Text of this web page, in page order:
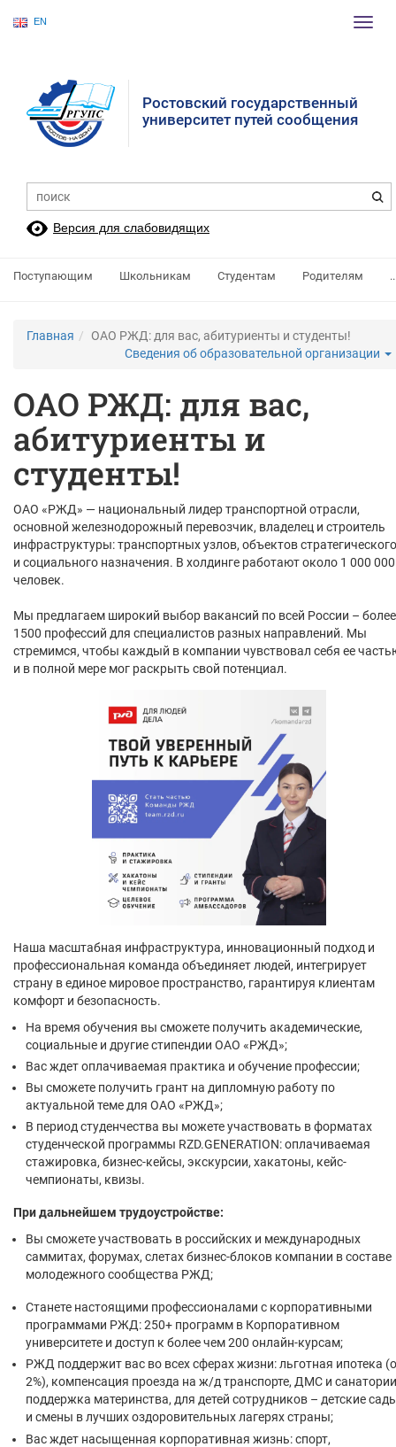
EN
Ростовский государственный
университет путей сообщения
Версия для слабовидящих
Поступающим Школьникам Студентам Родителям
Главная
ОАО РЖД: для вас, абитуриенты и студенты!
Сведения об образовательной организации
ОАО РЖД: для вас,
абитуриенты и
студенты!
ОАО «РЖД» — национальный лидер транспортной отрасли,
основной железнодорожный перевозчик, владелец и строитель
инфраструктуры: транспортных узлов, объектов стратегического
и социального назначения. В холдинге работают около 1 000 000
человек.
Мы предлагаем широкий выбор вакансий по всей России – более
1500 профессий для специалистов разных направлений. Мы
стремимся, чтобы каждый в компании чувствовал себя ее
и в полной мере мог раскрыть свой потенциал.
Наша масштабная инфраструктура, инновационный подход и
профессиональная команда объединяет людей, интегрирует
страну в единое мировое пространство, гарантируя клиентам
комфорт и безопасность.
На время обучения вы сможете получить академические,
социальные и другие стипендии ОАО «РЖД»;
Вас ждет оплачиваемая практика и обучение профессии;
Вы сможете получить грант на дипломную работу по
актуальной теме для ОАО «РЖД»;
В период студенчества вы можете участвовать в форматах
студенческой программы RZD.GENERATION: оплачиваемая
стажировка, бизнес-кейсы, экскурсии, хакатоны, кейс-
чемпионаты, квизы.
При дальнейшем трудоустройстве:
Вы сможете участвовать в российских и международных
саммитах, форумах, слетах бизнес-блоков компании в составе
молодежного сообщества РЖД;
Станете настоящими профессионалами с корпоративными
программами РЖД: 250+ программ в Корпоративном
университете и доступ к более чем 200 онлайн-курсам;
РЖД поддержит вас во всех сферах жизни: льготная ипотека
2%), компенсация проезда на ж/д транспорте, ДМС и
поддержка материнства, для детей сотрудников – детские
и смены в лучших оздоровительных лагерях страны;
Вас ждет насыщенная корпоративная жизнь: спорт,